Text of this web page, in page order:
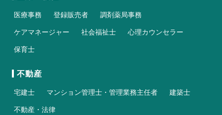
医療事務 登録販売者
調剤薬局事務
ケアマネージャー
社会福祉士
心理カウンセラー
保育士
不動産
宅建士 マンション管理士・管理業務主任者
建築士
不動産・法律